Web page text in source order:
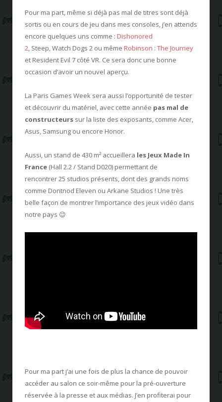
Pour ma part, même si déjà pas mal de titres sont déjà
sortis ou en cours de jeu dans mes consoles, j’en attends
encore quelques uns comme : Dishonored
2, Steep, Watch Dogs 2 ou même Robinson : The Journey
et Resident Evil 7 côté VR. Ce sera donc une bonne
occasion d’avoir un nouvel aperçu.
La Paris Games Week sera aussi l’opportunité de tester
et découvrir du matériel, avec cette année pas mal de
constructeurs sur la liste des exposants, comme Acer,
Asus, Samsung ou encore Honor.
Aussi, un stand de 430 m² accueillera les Jeux Made In
France (Hall 2.2 / Stand D020) permettant de
rencontrer 25 studios présents, dont des grands noms
comme Dontnod Eleven ou Arkane Studios ! Une très
belle façon de montrer l’importance des jeux vidéo dans
notre pays 😉
Pour ma part j’ai une fois de plus la chance de pouvoir
accéder au salon ce soir-même pour la pré-ouverture
réservée à la presse et aux médias. J’en profiterai pour